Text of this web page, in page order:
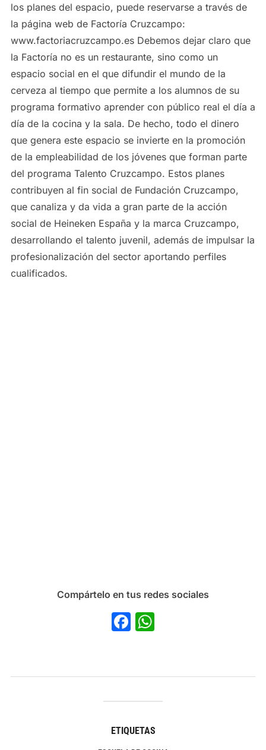
los planes del espacio, puede reservarse a través de
la página web de Factoría Cruzcampo:
www.factoriacruzcampo.es Debemos dejar claro que
la Factoría no es un restaurante, sino como un
espacio social en el que difundir el mundo de la
cerveza al tiempo que permite a los alumnos de su
programa formativo aprender con público real el día a
día de la cocina y la sala. De hecho, todo el dinero
que genera este espacio se invierte en la promoción
de la empleabilidad de los jóvenes que forman parte
del programa Talento Cruzcampo. Estos planes
contribuyen al fin social de Fundación Cruzcampo,
que canaliza y da vida a gran parte de la acción
social de Heineken España y la marca Cruzcampo,
desarrollando el talento juvenil, además de impulsar la
profesionalización del sector aportando perfiles
cualificados.
Compártelo en tus redes sociales
Facebook
ETIQUETAS